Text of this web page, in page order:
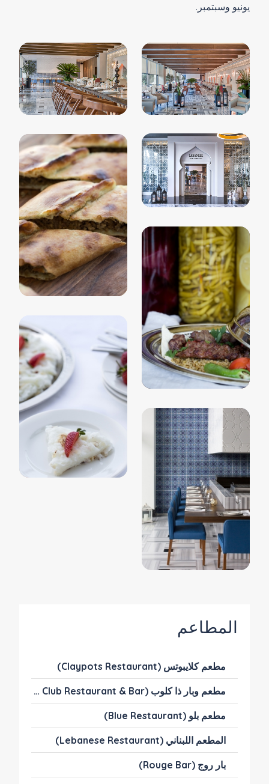
يونيو وسبتمبر.
المطاعم
مطعم كلايبوتس (Claypots Restaurant)
مطعم وبار ذا كلوب (The Club Restaurant & Bar)
مطعم بلو (Blue Restaurant)
المطعم اللبناني (Lebanese Restaurant)
بار روج (Rouge Bar)